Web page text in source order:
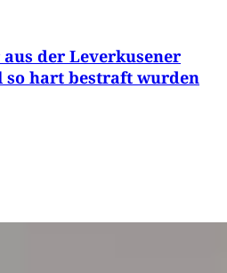
der Leverkusener
hart bestraft wurden